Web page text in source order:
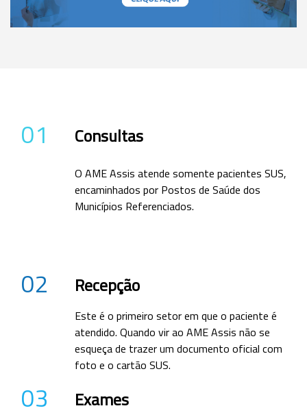
01 Consultas
O AME Assis atende somente pacientes SUS,
encaminhados por Postos de Saúde dos
Municípios Referenciados.
02 Recepção
Este é o primeiro setor em que o paciente é
atendido. Quando vir ao AME Assis não se
esqueça de trazer um documento oficial com
foto e o cartão SUS.
03 Exames